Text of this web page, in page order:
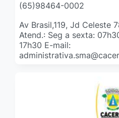
(65)98464-0002
Av Brasil,119, Jd Celeste
Atend.: Seg a sexta:
17h30 E-mail: